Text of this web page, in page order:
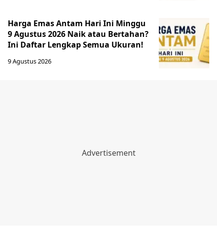
Harga Emas Antam Hari Ini Minggu
9 Agustus 2026 Naik atau Bertahan?
Ini Daftar Lengkap Semua Ukuran!
9 Agustus 2026